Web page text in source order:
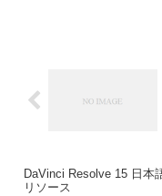
DaVinci Resolve 15 日本語 ラーニング
リソース